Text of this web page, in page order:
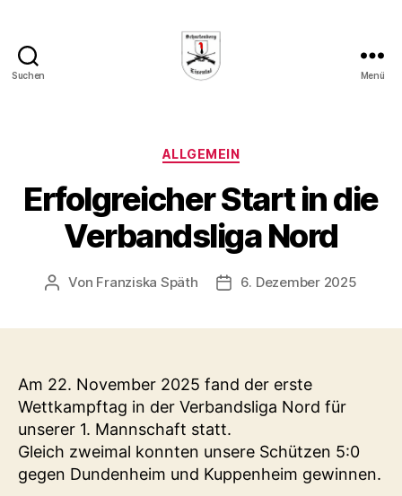
Suchen
e.
V.
Menü
Kategorien
ALLGEMEIN
Erfolgreicher Start in die
Verbandsliga Nord
Beitragsautor
Von Franziska Späth Veröffentlichungsdatum
6. Dezember 2025
Am 22. November 2025 fand der erste
Wettkampftag in der Verbandsliga Nord für
unserer 1. Mannschaft statt.
Gleich zweimal konnten unsere Schützen 5:0
gegen Dundenheim und Kuppenheim gewinnen.